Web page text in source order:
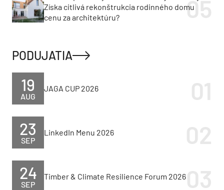
Získa citlivá rekonštrukcia rodinného domu
cenu za architektúru?
PODUJATIA
AUG
19 JAGA CUP 2026
SEP
23 LinkedIn Menu 2026
SEP
24 Timber & Climate Resilience Forum 2026